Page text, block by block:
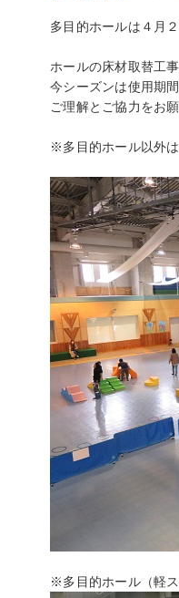
多目的ホールは４月
ホールの床材取替工
今シーズンは使用期
ご理解とご協力をお
※多目的ホール以外
※多目的ホール（軽ス